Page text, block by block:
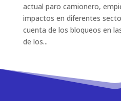
actual paro camionero,
impactos en diferentes
cuenta de los bloqueos en
de los...